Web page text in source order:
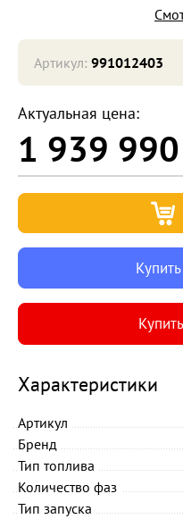
Актуальная цена:
1 939 990
Характеристики
Артикул
Бренд
Тип топлива
Количество фаз
Тип запуска
Артикул: 991012403